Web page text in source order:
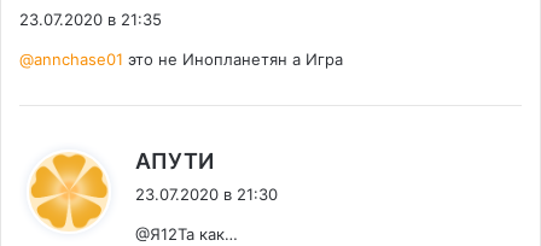
23.07.2020 в 21:35
@annchase01 это не Инопланетян а Игра
АПУТИ
23.07.2020 в 21:30
@Я12Та как…